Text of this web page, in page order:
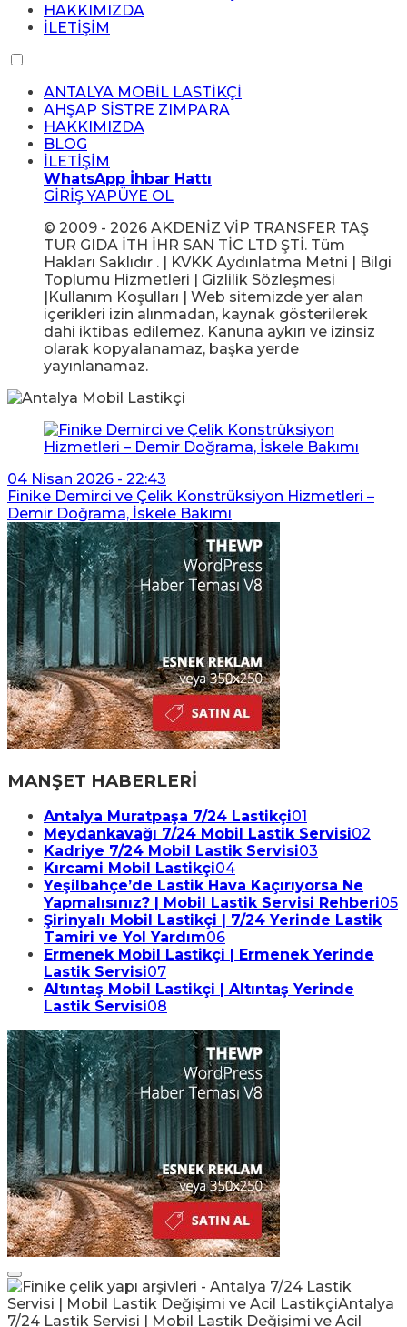
HAKKIMIZDA
İLETİŞİM
ANTALYA MOBİL LASTİKÇİ
AHŞAP SİSTRE ZIMPARA
HAKKIMIZDA
BLOG
İLETİŞİM
WhatsApp İhbar Hattı
GİRİŞ YAPÜYE OL
© 2009 - 2026 AKDENİZ VİP TRANSFER TAŞ
TUR GIDA İTH İHR SAN TİC LTD ŞTİ. Tüm
Hakları Saklıdır . | KVKK Aydınlatma Metni | Bilgi
Toplumu Hizmetleri | Gizlilik Sözleşmesi
|Kullanım Koşulları | Web sitemizde yer alan
içerikleri izin alınmadan, kaynak gösterilerek
dahi iktibas edilemez. Kanuna aykırı ve izinsiz
olarak kopyalanamaz, başka yerde
yayınlanamaz.
04 Nisan 2026 - 22:43
Finike Demirci ve Çelik Konstrüksiyon Hizmetleri –
Demir Doğrama, İskele Bakımı
MANŞET HABERLERİ
Antalya Muratpaşa 7/24 Lastikçi01
Meydankavağı 7/24 Mobil Lastik Servisi02
Kadriye 7/24 Mobil Lastik Servisi03
Kırcami Mobil Lastikçi04
Yeşilbahçe’de Lastik Hava Kaçırıyorsa Ne
Yapmalısınız? | Mobil Lastik Servisi Rehberi05
Şirinyalı Mobil Lastikçi | 7/24 Yerinde Lastik
Tamiri ve Yol Yardım06
Ermenek Mobil Lastikçi | Ermenek Yerinde
Lastik Servisi07
Altıntaş Mobil Lastikçi | Altıntaş Yerinde
Lastik Servisi08